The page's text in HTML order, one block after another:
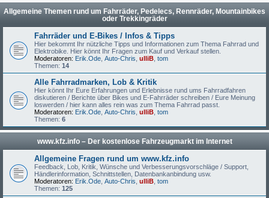
Allgemeine Themen rund um Fahrräder, Pedelecs, Rennräder, Mountainbikes
oder Trekkingräder
Fahrräder und E-Bikes / Infos & Tipps
Hier bekommt Ihr nützliche Tipps und Informationen zum Thema Fahrrad und
Elektrobike. Hier könnt Ihr Fragen zum Kauf und Verkauf stellen.
Moderatoren: Erik.Ode Auto-Chris ulliB tom
Themen: 14
Alle Fahrradmarken, Lob & Kritik
Hier könnt Ihr Eure Erfahrungen und Erlebnisse rund ums Fahrradfahren
diskutieren / Berichte über Bikes und E-Fahrräder schreiben / Eure Meinung
loswerden / hier kann alles rein was zum Thema Fahrrad passt.
Moderatoren: Erik.Ode Auto-Chris ulliB tom
Themen: 6
www.kfz.info – Der kostenlose Fahrzeugmarkt im Internet
Allgemeine Fragen rund um www.kfz.info
Feedback, Lob, Kritik, Wünsche und Verbesserungsvorschläge / Support,
Händlerinformation, Schnittstellen, Datenbankanbindung usw.
Moderatoren: Erik.Ode Auto-Chris ulliB tom
Themen: 125